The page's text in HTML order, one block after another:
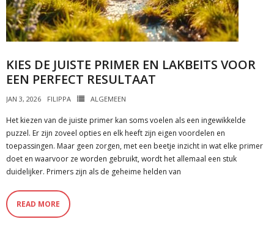
KIES DE JUISTE PRIMER EN LAKBEITS VOOR
EEN PERFECT RESULTAAT
JAN 3, 2026 FILIPPA ALGEMEEN
Het kiezen van de juiste primer kan soms voelen als een ingewikkelde
puzzel. Er zijn zoveel opties en elk heeft zijn eigen voordelen en
toepassingen. Maar geen zorgen, met een beetje inzicht in wat elke primer
doet en waarvoor ze worden gebruikt, wordt het allemaal een stuk
duidelijker. Primers zijn als de geheime helden van
READ MORE